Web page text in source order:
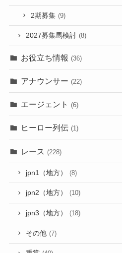
2期募集 (9)
2027募集馬検討 (8)
お役立ち情報 (36)
アナウンサー (22)
エージェント (6)
ヒーロー列伝 (1)
レース (228)
jpn1（地方） (8)
jpn2（地方） (10)
jpn3（地方） (18)
その他 (7)